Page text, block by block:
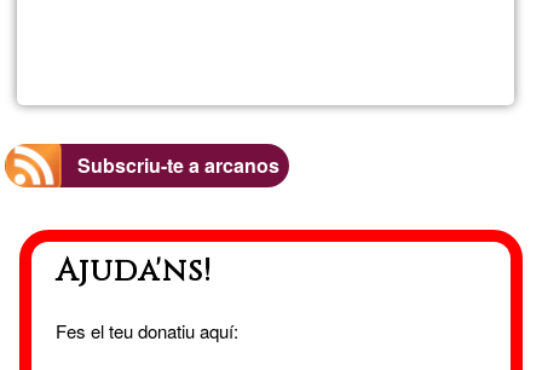
Subscriu-te a arcanos
Ajuda'ns!
Fes el teu donatiu aquí: